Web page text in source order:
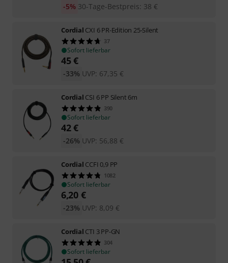
30-Tage-Bestpreis: 38 €
-5%
Cordial CXI 6 PR-Edition 25-Silent
37
Sofort lieferbar
45€
UVP: 67,35 €
-33%
Cordial CSI 6 PP Silent 6m
390
Sofort lieferbar
42€
UVP: 56,88 €
-26%
Cordial CCFI 0,9 PP
1082
Sofort lieferbar
6,20 €
UVP: 8,09 €
-23%
Cordial CTI 3 PP-GN
304
Sofort lieferbar